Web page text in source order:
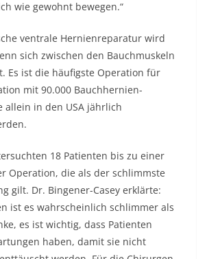
wie gewohnt bewegen.“
ventrale Hernienreparatur wird
sich zwischen den Bauchmuskeln
Es ist die häufigste Operation für
mit 90.000 Bauchhernien-
allein in den USA jährlich
18 Patienten bis zu einer
Operation, die als der schlimmste
gilt. Dr. Bingener-Casey erklärte:
ist es wahrscheinlich schlimmer als
es ist wichtig, dass Patienten
haben, damit sie nicht